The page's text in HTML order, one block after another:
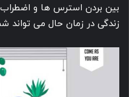
بین بردن استرس ها و
زندگی در زمان حال می تواند